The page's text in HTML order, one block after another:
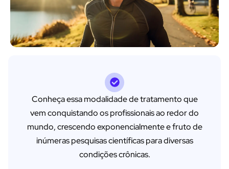
Conheça essa modalidade de tratamento que
vem conquistando os profissionais ao redor do
mundo, crescendo exponencialmente e fruto de
inúmeras pesquisas científicas para diversas
condições crônicas.